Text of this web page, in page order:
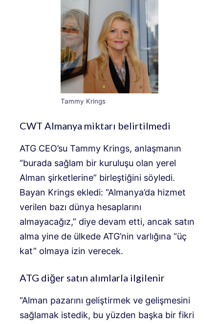
Tammy Krings
CWT Almanya miktarı belirtilmedi
ATG CEO’su Tammy Krings, anlaşmanın
“burada sağlam bir kuruluşu olan yerel
Alman şirketlerine” birleştiğini söyledi.
Bayan Krings ekledi: “Almanya’da hizmet
verilen bazı dünya hesaplarını
almayacağız,” diye devam etti, ancak satın
alma yine de ülkede ATG’nin varlığına “üç
kat” olmaya izin verecek.
ATG diğer satın alımlarla ilgilenir
“Alman pazarını geliştirmek ve gelişmesini
sağlamak istedik, bu yüzden başka bir fikri